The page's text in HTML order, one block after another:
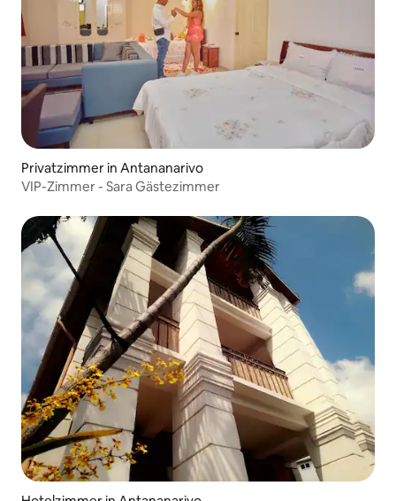
Privatzimmer in Antananarivo
VIP-Zimmer - Sara Gästezimmer